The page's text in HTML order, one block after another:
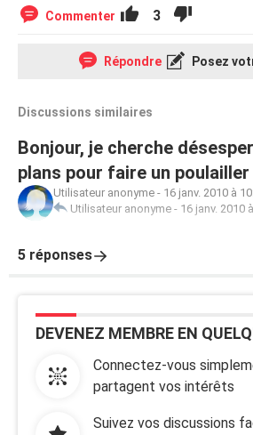
Commenter 3
Répondre Posez
Discussions similaires
Bonjour, je cherche
plans pour faire un poulailler
Utilisateur anonyme - 16 janv. 2010 à
Utilisateur anonyme - 16 janv. 2010
5 réponses
DEVENEZ MEMBRE EN
Connectez-vous
partagent vos intérêts
Suivez vos discussions